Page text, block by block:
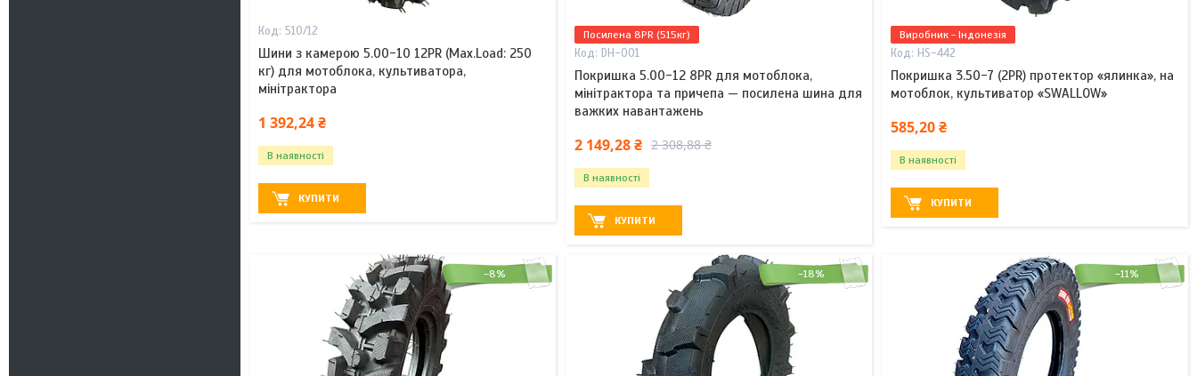
510/12
Шини з камерою 5.00-10 12PR (Max.Load: 250
кг) для мотоблока, культиватора,
мінітрактора
1 392,24 ₴
В наявності
КУПИТИ
Посилена 8PR (515кг)
DH-001
Покришка 5.00-12 8PR для мотоблока,
мінітрактора та причепа — посилена шина для
важких навантажень
2 149,28 ₴ 2 308,88 ₴
В наявності
КУПИТИ
Виробник - Індонезія
HS-442
Покришка 3.50-7 (2PR) протектор «ялинка», на
мотоблок, культиватор «SWALLOW»
585,20 ₴
В наявності
КУПИТИ
–8% –18% –11%